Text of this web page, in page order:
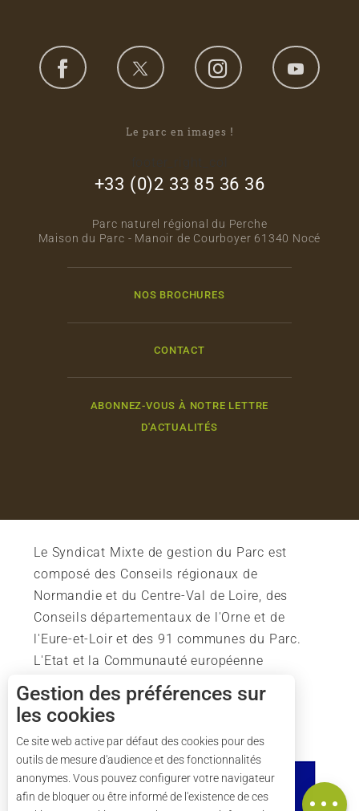
Ouvertures
Carte
Le parc en images !
+33 (0)2 33 85 36 36
Parc naturel régional du Perche
Maison du Parc - Manoir de Courboyer 61340 Nocé
NOS BROCHURES
CONTACT
ABONNEZ-VOUS À NOTRE LETTRE
D'ACTUALITÉS
Le Syndicat Mixte de gestion du Parc est
composé des Conseils régionaux de
Normandie et du Centre-Val de Loire, des
Conseils départementaux de l'Orne et de
l'Eure-et-Loir et des 91 communes du Parc.
L'Etat et la Communauté européenne
soutiennent également l'action du Parc.
Gestion des préférences sur
les cookies
Ce site web active par défaut des cookies pour des
outils de mesure d'audience et des fonctionnalités
anonymes. Vous pouvez configurer votre navigateur
afin de bloquer ou être informé de l'existence de ces